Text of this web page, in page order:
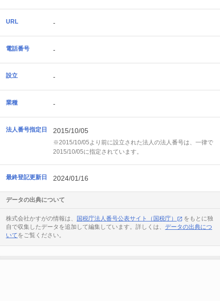
URL -
電話番号 -
設立 -
業種 -
法人番号指定日 2015/10/05
※2015/10/05より前に設立された法人の法人番号は、一律で
2015/10/05に指定されています。
最終登記更新日 2024/01/16
データの出典について
株式会社かすがの情報は、 国税庁法人番号公表サイト（国税庁）
をもとに独
自で収集したデータを追加して編集しています。詳しくは、 データの出典につ
いてをご覧ください。